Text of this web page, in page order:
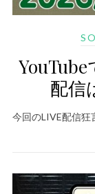
配信
今回のLIVE配信